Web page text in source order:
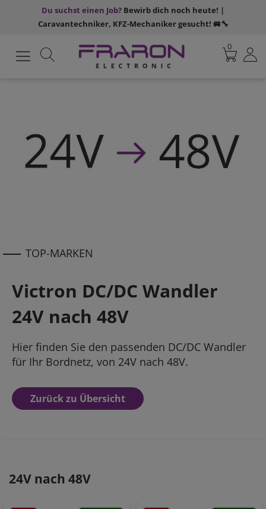
Du suchst einen Job? Bewirb dich noch heute! |
Caravantechniker, KFZ-Mechaniker gesucht! 🚐🔧
0
TOP-MARKEN
Victron DC/DC Wandler
24V nach 48V
Hier finden Sie den passenden DC/DC Wandler
für Ihr Bordnetz, von 24V nach 48V.
Zurück zu Übersicht
24V nach 48V